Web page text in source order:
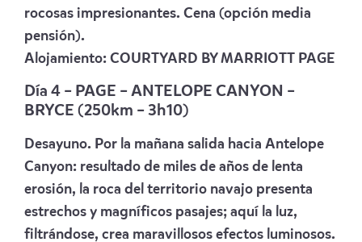
rocosas impresionantes. Cena (opción media
pensión).
Alojamiento: COURTYARD BY MARRIOTT PAGE
Día 4 – PAGE – ANTELOPE CANYON –
BRYCE (250km – 3h10)
Desayuno. Por la mañana salida hacia Antelope
Canyon: resultado de miles de años de lenta
erosión, la roca del territorio navajo presenta
estrechos y magníficos pasajes; aquí la luz,
filtrándose, crea maravillosos efectos luminosos.